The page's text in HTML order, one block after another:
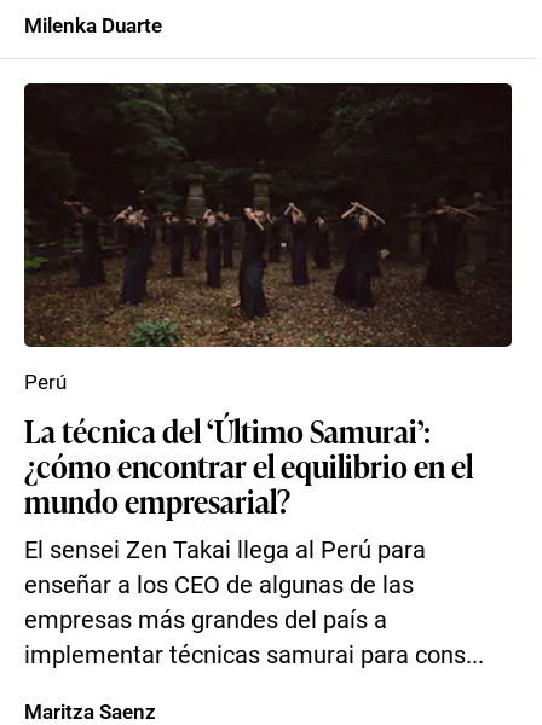
Milenka Duarte
La técnica del ‘Último Samurai’:
¿cómo encontrar el equilibrio en el
mundo empresarial?
El sensei Zen Takai llega al Perú para
enseñar a los CEO de algunas de las
empresas más grandes del país a
implementar técnicas samurai para cons...
Perú
Maritza Saenz